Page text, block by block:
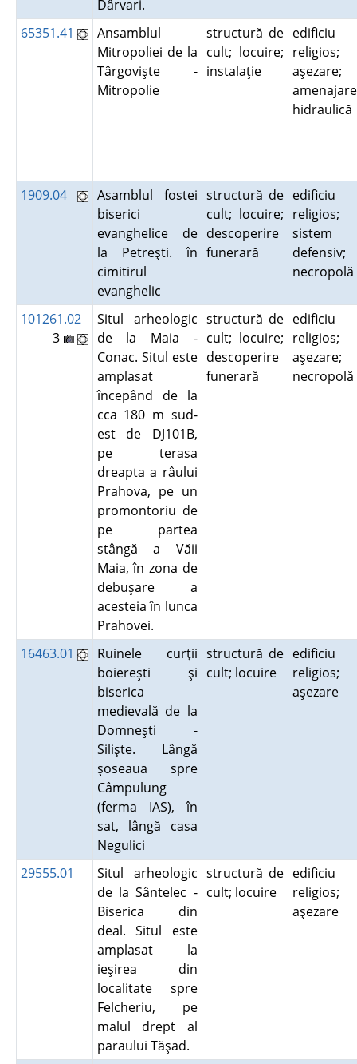
Dârvari.
65351.41
Ansamblul
Mitropoliei de la
Târgovişte -
Mitropolie
structură de
cult; locuire;
instalaţie
edificiu
religios;
aşezare;
amenajare
1909.04
Asamblul fostei
biserici
evanghelice de
la Petreşti. în
cimitirul
evanghelic
structură de
cult; locuire;
descoperire
funerară
edificiu
religios;
sistem
defensiv;
101261.02
3
Situl arheologic
de la Maia -
Conac. Situl este
amplasat
începând de la
cca 180 m sud-
est de DJ101B,
pe terasa
dreapta a râului
Prahova, pe un
promontoriu de
pe partea
stângă a Văii
Maia, în zona de
debuşare a
acesteia în lunca
Prahovei.
structură de
cult; locuire;
descoperire
funerară
edificiu
religios;
aşezare;
16463.01
Ruinele curţii
boiereşti şi
biserica
medievală de la
Domneşti -
Silişte. Lângă
şoseaua spre
Câmpulung
(ferma IAS), în
sat, lângă casa
Negulici
structură de
cult; locuire
edificiu
religios;
aşezare
29555.01
Situl arheologic
de la Sântelec -
Biserica din
deal. Situl este
amplasat la
ieşirea din
localitate spre
Felcheriu, pe
malul drept al
paraului Tăşad.
structură de
cult; locuire
edificiu
religios;
aşezare